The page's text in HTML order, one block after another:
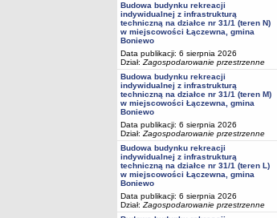
Budowa budynku rekreacji
indywidualnej z infrastrukturą
techniczną na działce nr 31/1 (teren N)
w miejscowości Łączewna, gmina
Boniewo
Data publikacji: 6 sierpnia 2026
Dział: Zagospodarowanie przestrzenne
Budowa budynku rekreacji
indywidualnej z infrastrukturą
techniczną na działce nr 31/1 (teren M)
w miejscowości Łączewna, gmina
Boniewo
Data publikacji: 6 sierpnia 2026
Dział: Zagospodarowanie przestrzenne
Budowa budynku rekreacji
indywidualnej z infrastrukturą
techniczną na działce nr 31/1 (teren L)
w miejscowości Łączewna, gmina
Boniewo
Data publikacji: 6 sierpnia 2026
Dział: Zagospodarowanie przestrzenne